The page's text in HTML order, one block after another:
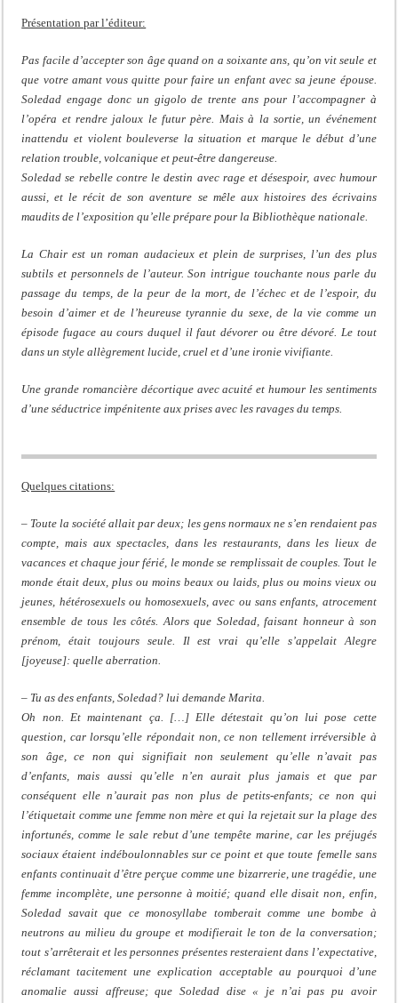
Présentation par l’éditeur:
Pas facile d’accepter son âge quand on a soixante ans, qu’on vit seule et
que votre amant vous quitte pour faire un enfant avec sa jeune épouse.
Soledad engage donc un gigolo de trente ans pour l’accompagner à
l’opéra et rendre jaloux le futur père. Mais à la sortie, un événement
inattendu et violent bouleverse la situation et marque le début d’une
relation trouble, volcanique et peut-être dangereuse.
Soledad se rebelle contre le destin avec rage et désespoir, avec humour
aussi, et le récit de son aventure se mêle aux histoires des écrivains
maudits de l’exposition qu’elle prépare pour la Bibliothèque nationale.
La Chair est un roman audacieux et plein de surprises, l’un des plus
subtils et personnels de l’auteur. Son intrigue touchante nous parle du
passage du temps, de la peur de la mort, de l’échec et de l’espoir, du
besoin d’aimer et de l’heureuse tyrannie du sexe, de la vie comme un
épisode fugace au cours duquel il faut dévorer ou être dévoré. Le tout
dans un style allègrement lucide, cruel et d’une ironie vivifiante.
Une grande romancière décortique avec acuité et humour les sentiments
d’une séductrice impénitente aux prises avec les ravages du temps.
Quelques citations:
– Toute la société allait par deux; les gens normaux ne s’en rendaient pas
compte, mais aux spectacles, dans les restaurants, dans les lieux de
vacances et chaque jour férié, le monde se remplissait de couples. Tout le
monde était deux, plus ou moins beaux ou laids, plus ou moins vieux ou
jeunes, hétérosexuels ou homosexuels, avec ou sans enfants, atrocement
ensemble de tous les côtés. Alors que Soledad, faisant honneur à son
prénom, était toujours seule. Il est vrai qu’elle s’appelait Alegre
[joyeuse]: quelle aberration.
– Tu as des enfants, Soledad? lui demande Marita.
Oh non. Et maintenant ça. […] Elle détestait qu’on lui pose cette
question, car lorsqu’elle répondait non, ce non tellement irréversible à
son âge, ce non qui signifiait non seulement qu’elle n’avait pas
d’enfants, mais aussi qu’elle n’en aurait plus jamais et que par
conséquent elle n’aurait pas non plus de petits-enfants; ce non qui
l’étiquetait comme une femme non mère et qui la rejetait sur la plage des
infortunés, comme le sale rebut d’une tempête marine, car les préjugés
sociaux étaient indéboulonnables sur ce point et que toute femelle sans
enfants continuait d’être perçue comme une bizarrerie, une tragédie, une
femme incomplète, une personne à moitié; quand elle disait non, enfin,
Soledad savait que ce monosyllabe tomberait comme une bombe à
neutrons au milieu du groupe et modifierait le ton de la conversation;
tout s’arrêterait et les personnes présentes resteraient dans l’expectative,
réclamant tacitement une explication acceptable au pourquoi d’une
anomalie aussi affreuse; que Soledad dise « je n’ai pas pu avoir